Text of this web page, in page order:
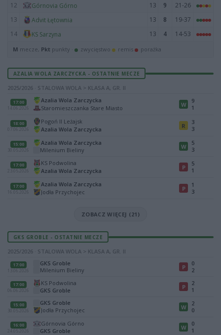
12
Górnovia Górno 13 9
21-26
13
Advit Łętownia 13 8
19-37
14
KS Sarzyna 13 4 14-53
M mecze, Pkt punkty · zwycięstwo remis porażka
AZALIA WOLA ZARCZYCKA - OSTATNIE MECZE
2025/2026 · STALOWA WOLA > KLASA A, GR. II
17:00
14.06.2026
Azalia Wola Zarczycka
Staromieszczanka Stare Miasto
W
9
1
18:00
07.06.2026
Pogoń II Leżajsk
Azalia Wola Zarczycka
R
3
3
15:00
30.05.2026
Azalia Wola Zarczycka
Milenium Bieliny
W
5
3
17:00
23.05.2026
KS Podwolina
Azalia Wola Zarczycka
P
5
1
17:00
16.05.2026
Azalia Wola Zarczycka
Jodła Przychojec
P
1
3
ZOBACZ WIĘCEJ (21)
GKS GROBLE - OSTATNIE MECZE
2025/2026 · STALOWA WOLA > KLASA A, GR. II
17:00
13.06.2026
GKS Groble
Milenium Bieliny
P
0
2
17:00
06.06.2026
KS Podwolina
GKS Groble
P
2
1
15:00
30.05.2026
GKS Groble
Jodła Przychojec
W
2
0
16:00
24.05.2026
Górnovia Górno
GKS Groble
W
0
1